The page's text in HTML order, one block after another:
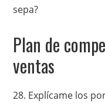
sepa?
Plan de
ventas
28. Explícame los